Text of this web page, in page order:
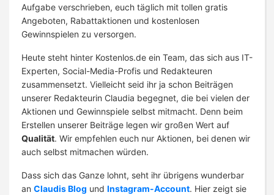
Aufgabe verschrieben, euch täglich mit tollen gratis
Angeboten, Rabattaktionen und kostenlosen
Gewinnspielen zu versorgen.
Heute steht hinter Kostenlos.de ein Team, das sich aus IT-
Experten, Social-Media-Profis und Redakteuren
zusammensetzt. Vielleicht seid ihr ja schon Beiträgen
unserer Redakteurin Claudia begegnet, die bei vielen der
Aktionen und Gewinnspiele selbst mitmacht. Denn beim
Erstellen unserer Beiträge legen wir großen Wert auf
Qualität. Wir empfehlen euch nur Aktionen, bei denen wir
auch selbst mitmachen würden.
Dass sich das Ganze lohnt, seht ihr übrigens wunderbar
an Claudis Blog und Instagram-Account. Hier zeigt sie